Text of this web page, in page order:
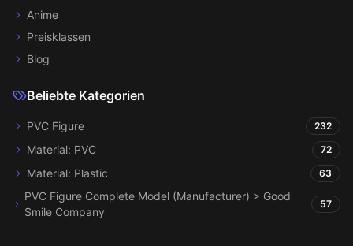
Anime
Preisklassen
Blog
Beliebte Kategorien
PVC Figure 232
Material: PVC 72
Material: Plastic 63
PVC Figure Complete Model (Manufacturer) > Good
Smile Company
57